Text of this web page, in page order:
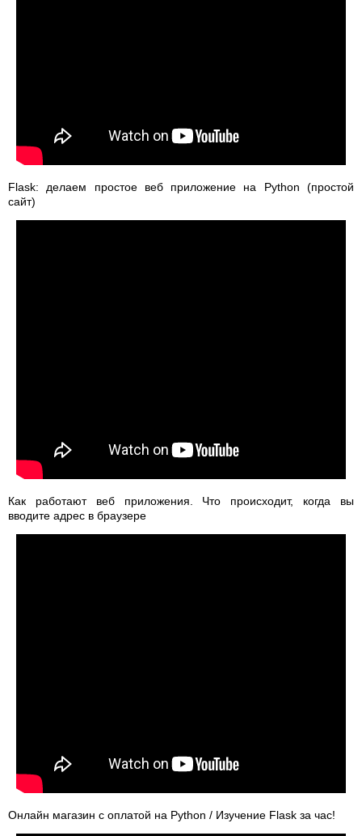
Flask: делаем простое веб приложение на Python (простой
сайт)
Как работают веб приложения. Что происходит, когда вы
вводите адрес в браузере
Онлайн магазин с оплатой на Python / Изучение Flask за час!